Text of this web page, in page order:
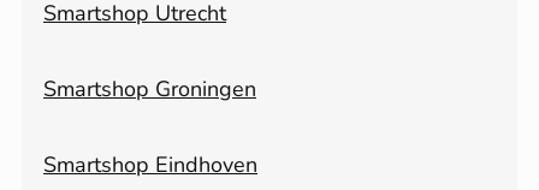
Smartshop Utrecht
Smartshop Groningen
Smartshop Eindhoven